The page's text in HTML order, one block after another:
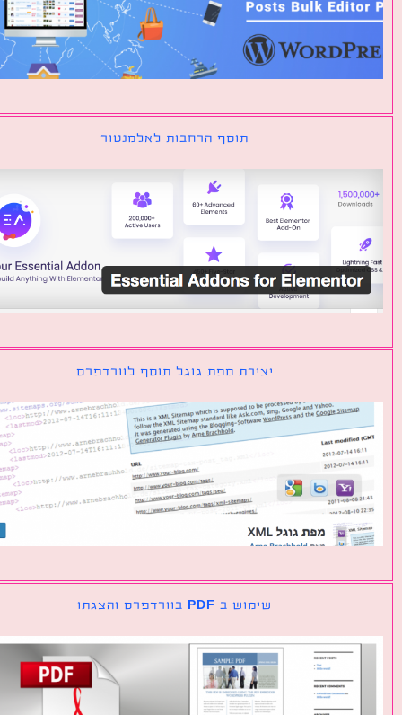
תוסף הרחבות לאלמנטור
יצירת מפת גוגל תוסף לוורדפרס
שימוש ב PDF בוורדפרס והצגתו